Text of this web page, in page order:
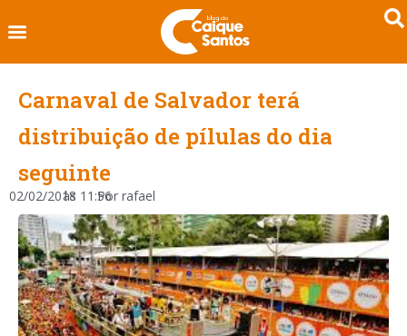
Carnaval de Salvador terá
distribuição de pílulas do dia
seguinte
02/02/2018
às 11:56
Por rafael